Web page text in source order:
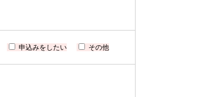
申込みをしたい その他